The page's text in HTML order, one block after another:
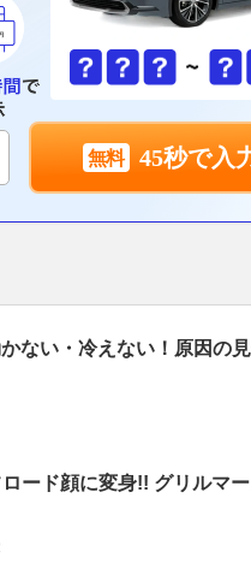
45秒で入
ない・冷えない！原因の
ード顔に変身!! グリルマ